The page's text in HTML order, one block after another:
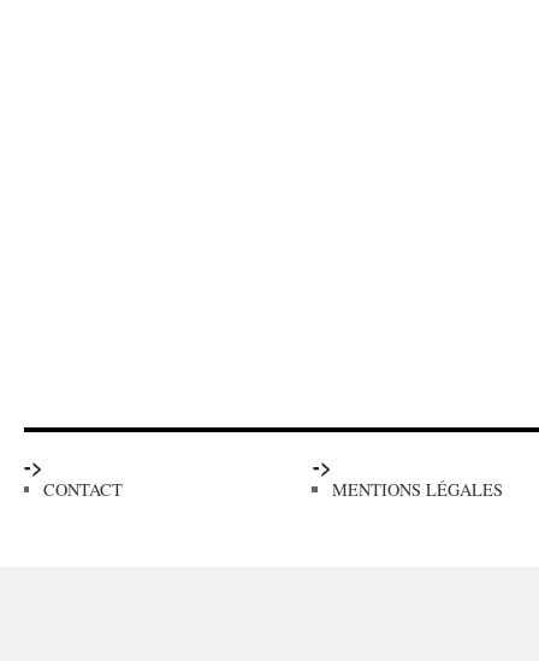
->
CONTACT
->
MENTIONS LÉGALES